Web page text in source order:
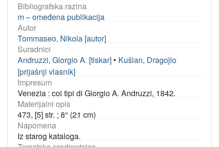
Bibliografska razina
m – omeđena publikacija
Autor
Tommaseo, Nikola [autor]
Suradnici
Andruzzi, Giorgio A. [tiskar] • Kušlan, Dragojlo
[prijašnji vlasnik]
Impresum
Venezia : coi tipi di Giorgio A. Andruzzi, 1842.
Materijalni opis
473, [5] str. ; 8° (21 cm)
Napomena
Iz starog kataloga.